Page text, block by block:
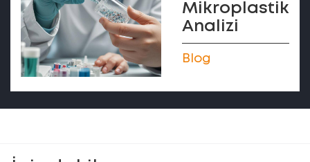
Mikroplastik
Analizi
Blog